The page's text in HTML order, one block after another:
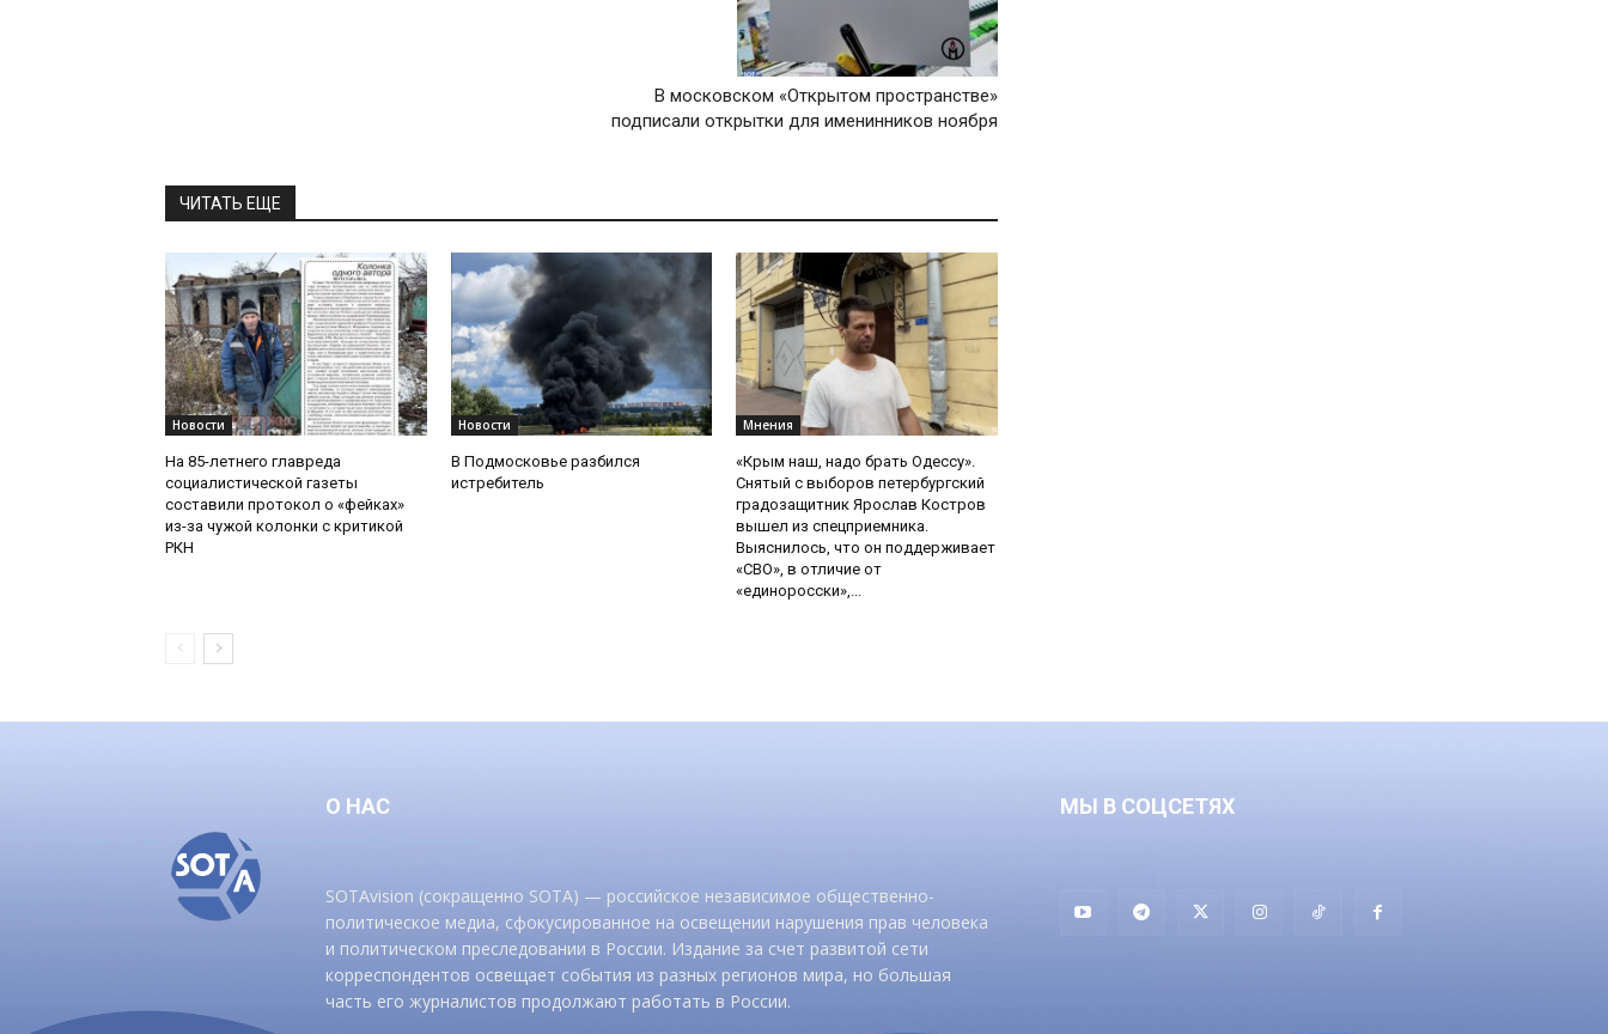
В московском «Открытом пространстве»
подписали открытки для именинников ноября
ЧИТАТЬ ЕЩЕ
Новости
На 85-летнего главреда
социалистической газеты
составили протокол о «фейках»
из-за чужой колонки с критикой
РКН
Новости
В Подмосковье разбился
истребитель
Мнения
«Крым наш, надо брать Одессу».
Снятый с выборов петербургский
градозащитник Ярослав Костров
вышел из спецприемника.
Выяснилось, что он поддерживает
«СВО», в отличие от
«единоросски»,...
О НАС
SOTAvision (сокращенно SOTA) — российское независимое общественно-
политическое медиа, сфокусированное на освещении нарушения прав человека
и политическом преследовании в России. Издание за счет развитой сети
корреспондентов освещает события из разных регионов мира, но большая
часть его журналистов продолжают работать в России.
МЫ В СОЦСЕТЯХ